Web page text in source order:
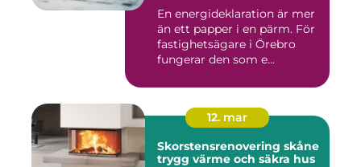
En energideklaration är mer
än ett papper i en pärm. För
fastighetsägare i Örebro
fungerar den som e...
12. mar
Skorstensrenovering skåne
trygg värme och säkra hus